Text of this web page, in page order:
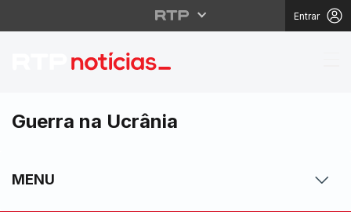
Entrar
Guterres e Zelensky
Guerra na Ucrânia
MENU